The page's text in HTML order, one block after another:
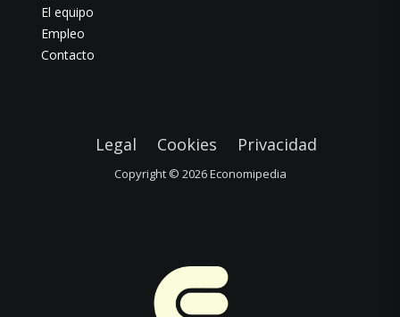
El equipo
Empleo
Contacto
Legal Cookies Privacidad
Copyright © 2026Economipedia